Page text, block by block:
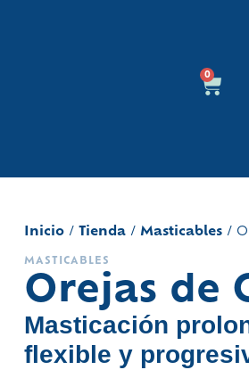
0
Inicio/ Tienda / Masticables/
MASTICABLES
Orejas de
Masticación
flexible y